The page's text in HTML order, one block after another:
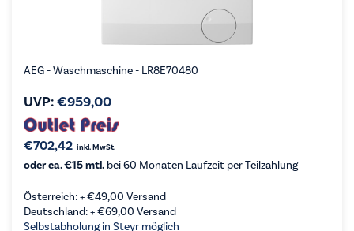
AEG - Waschmaschine - LR8E70480
UVP:€959,00
€702,42 inkl. MwSt.
oder ca. €15 mtl. bei 60 Monaten Laufzeit per Teilzahlung
Österreich: +€49,00 Versand
Deutschland: +€69,00 Versand
Selbstabholung in Steyr möglich